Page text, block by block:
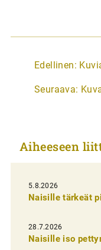
A
t
k
e
l
i
e
n
Edellinen:
Seuraava:
Aiheeseen
5.8.2026
Naisille tärkeät
28.7.2026
Naisille iso